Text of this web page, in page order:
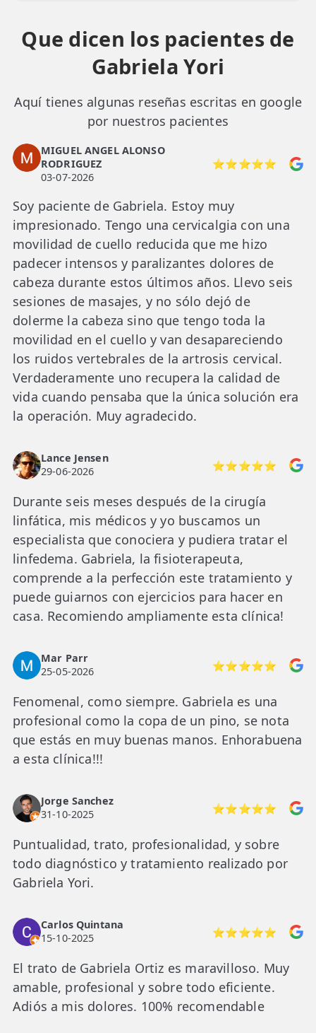
Que dicen los pacientes de
Gabriela Yori
Aquí tienes algunas reseñas escritas en google
por nuestros pacientes
MIGUEL ANGEL ALONSO
RODRIGUEZ
03-07-2026
⭐⭐⭐⭐⭐
Soy paciente de Gabriela. Estoy muy
impresionado. Tengo una cervicalgia con una
movilidad de cuello reducida que me hizo
padecer intensos y paralizantes dolores de
cabeza durante estos últimos años. Llevo seis
sesiones de masajes, y no sólo dejó de
dolerme la cabeza sino que tengo toda la
movilidad en el cuello y van desapareciendo
los ruidos vertebrales de la artrosis cervical.
Verdaderamente uno recupera la calidad de
vida cuando pensaba que la única solución era
la operación. Muy agradecido.
Lance Jensen
29-06-2026
⭐⭐⭐⭐⭐
Durante seis meses después de la cirugía
linfática, mis médicos y yo buscamos un
especialista que conociera y pudiera tratar el
linfedema. Gabriela, la fisioterapeuta,
comprende a la perfección este tratamiento y
puede guiarnos con ejercicios para hacer en
casa. Recomiendo ampliamente esta clínica!
Mar Parr
25-05-2026
⭐⭐⭐⭐⭐
Fenomenal, como siempre. Gabriela es una
profesional como la copa de un pino, se nota
que estás en muy buenas manos. Enhorabuena
a esta clínica!!!
Jorge Sanchez
31-10-2025
⭐⭐⭐⭐⭐
Puntualidad, trato, profesionalidad, y sobre
todo diagnóstico y tratamiento realizado por
Gabriela Yori.
Carlos Quintana
15-10-2025
⭐⭐⭐⭐⭐
El trato de Gabriela Ortiz es maravilloso. Muy
amable, profesional y sobre todo eficiente.
Adiós a mis dolores. 100% recomendable